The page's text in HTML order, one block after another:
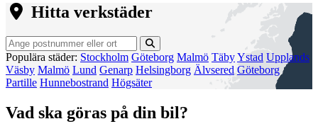
Hitta verkstäder
Populära städer: Stockholm Göteborg Malmö TäbyYstad Upplands
Väsby Malmö Lund Genarp Helsingborg Älvsered Göteborg
Partille Hunnebostrand Högsäter
Vad ska göras på din bil?